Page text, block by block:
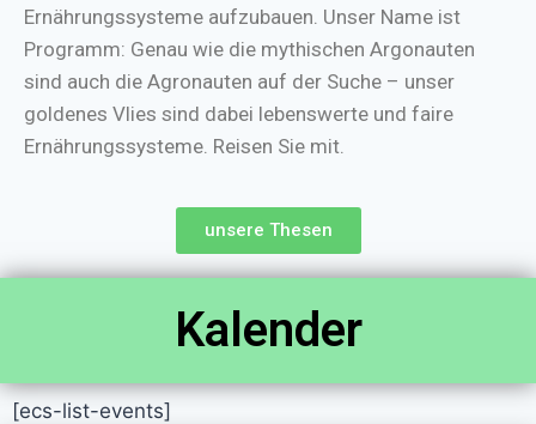
Ernährungssysteme aufzubauen. Unser Name ist
Programm: Genau wie die mythischen Argonauten
sind auch die Agronauten auf der Suche – unser
goldenes Vlies sind dabei lebenswerte und faire
Ernährungssysteme. Reisen Sie mit.
unsere Thesen
Kalender
[ecs-list-events]